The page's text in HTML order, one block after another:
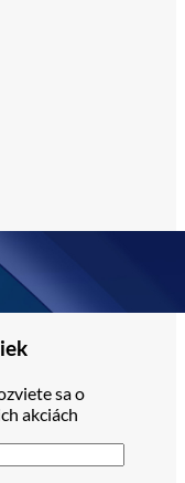
sa o
akciách